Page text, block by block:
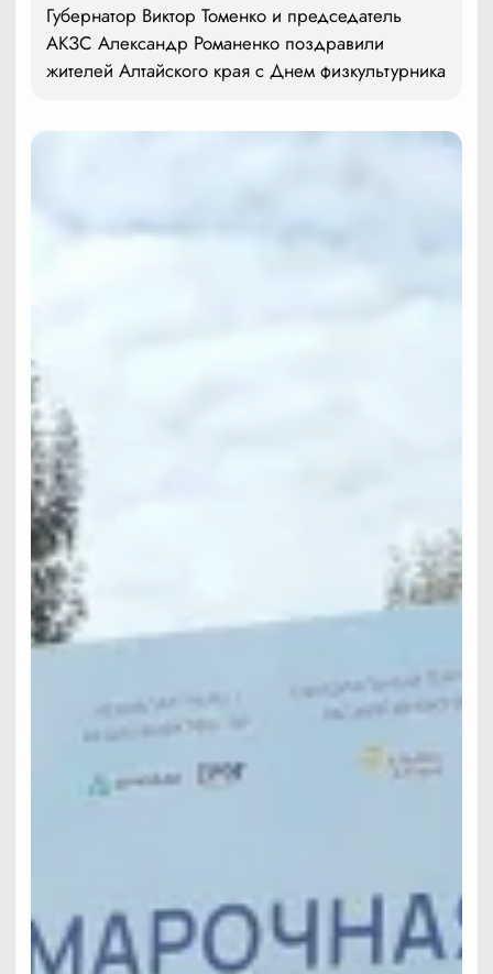
Губернатор Виктор Томенко и председатель
АКЗС Александр Романенко поздравили
жителей Алтайского края с Днем физкультурника